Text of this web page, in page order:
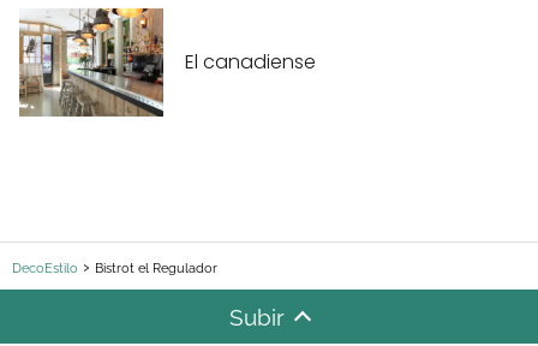
El canadiense
DecoEstilo Bistrot el Regulador
Subir